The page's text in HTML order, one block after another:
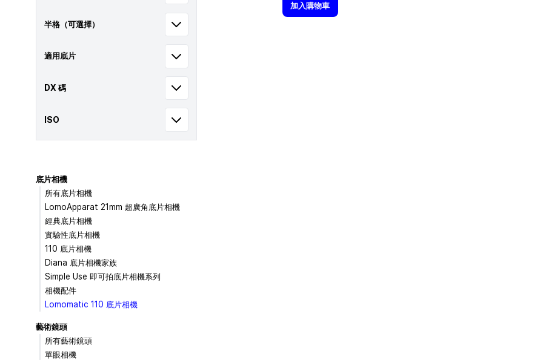
半格（可選擇）
適用底片
DX 碼
ISO
加入購物車
底片相機
所有底片相機
LomoApparat 21mm 超廣角底片相機
經典底片相機
實驗性底片相機
110 底片相機
Diana 底片相機家族
Simple Use 即可拍底片相機系列
相機配件
Lomomatic 110 底片相機
藝術鏡頭
所有藝術鏡頭
單眼相機